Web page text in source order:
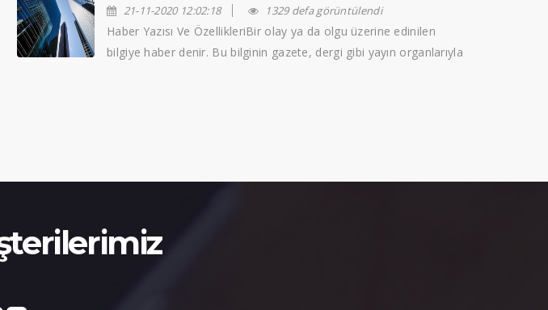
21-11-2020 12:02:18 1329 defa görüntülendi
Haber Yazısı Ve ÖzellikleriBir olay ya da olgu üzerine edinilen
bilgiye haber denir. Bu bilginin gazete, dergi gibi yayın organlarıyla